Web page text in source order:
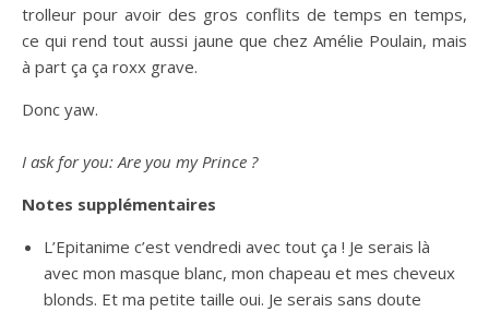
trolleur pour avoir des gros conflits de temps en temps,
ce qui rend tout aussi jaune que chez Amélie Poulain, mais
à part ça ça roxx grave.
Donc yaw.
I ask for you: Are you my Prince ?
Notes supplémentaires
L’Epitanime c’est vendredi avec tout ça ! Je serais là
avec mon masque blanc, mon chapeau et mes cheveux
blonds. Et ma petite taille oui. Je serais sans doute